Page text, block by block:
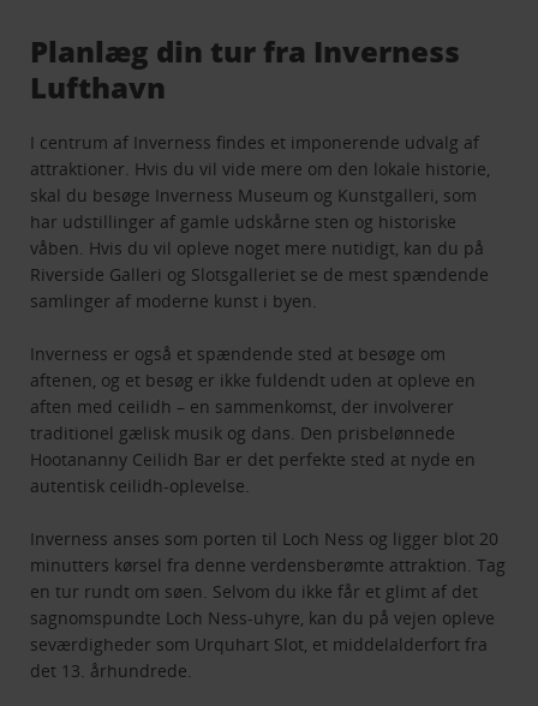
Planlæg din tur fra Inverness
Lufthavn
I centrum af Inverness findes et imponerende udvalg af
attraktioner. Hvis du vil vide mere om den lokale historie,
skal du besøge Inverness Museum og Kunstgalleri, som
har udstillinger af gamle udskårne sten og historiske
våben. Hvis du vil opleve noget mere nutidigt, kan du på
Riverside Galleri og Slotsgalleriet se de mest spændende
samlinger af moderne kunst i byen.
Inverness er også et spændende sted at besøge om
aftenen, og et besøg er ikke fuldendt uden at opleve en
aften med ceilidh – en sammenkomst, der involverer
traditionel gælisk musik og dans. Den prisbelønnede
Hootananny Ceilidh Bar er det perfekte sted at nyde en
autentisk ceilidh-oplevelse.
Inverness anses som porten til Loch Ness og ligger blot 20
minutters kørsel fra denne verdensberømte attraktion. Tag
en tur rundt om søen. Selvom du ikke får et glimt af det
sagnomspundte Loch Ness-uhyre, kan du på vejen opleve
seværdigheder som Urquhart Slot, et middelalderfort fra
det 13. århundrede.